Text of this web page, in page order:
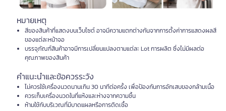
หมายเหตุ
สีของสินค้าที่แสดงบนเว็บไซต์ อาจมีความแตกต่างกันจากการตั้งค่าการแสดงผลสี
ของแต่ละหน้าจอ
บรรจุภัณฑ์สินค้าอาจมีการเปลี่ยนแปลงตามแต่ละ Lot การผลิต ซึ่งไม่มีผลต่อ
คุณภาพของสินค้า
คำแนะนำและข้อควรระวัง
ไม่ควรใช้เครื่องนวดนานเกิน 30 นาทีต่อครั้ง เพื่อป้องกันการอักเสบของกล้ามเนื้อ
ควรเก็บเครื่องนวดในที่แห้งและห่างจากความชื้น
ห้ามใช้กับบริเวณที่มีบาดแผลหรือการติดเชื้อ